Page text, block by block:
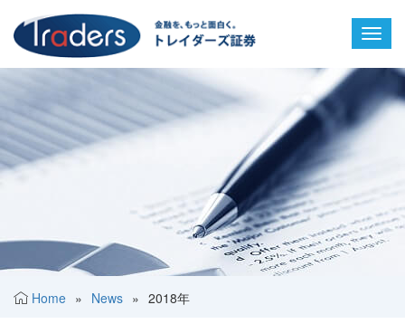
Home » News » 2018年